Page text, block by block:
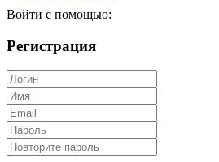
Войти с помощью:
Регистрация